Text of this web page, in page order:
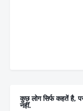
कुछ लोग सिर्फ कहतें है,
नहीं.